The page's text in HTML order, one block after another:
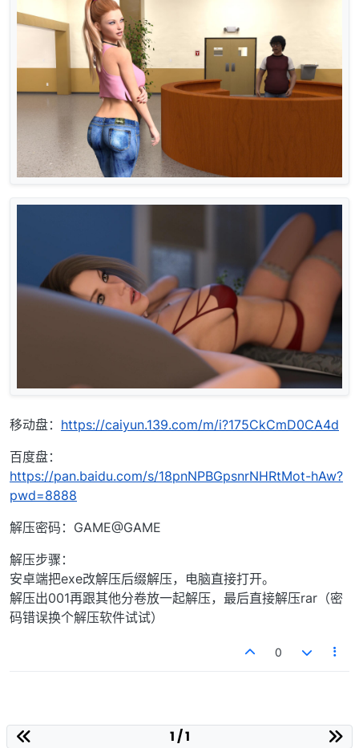
移动盘： https://caiyun.139.com/m/i?175CkCmD0CA4d
百度盘：
https://pan.baidu.com/s/18pnNPBGpsnrNHRtMot-hAw?
pwd=8888
解压密码：GAME@GAME
解压步骤：
安卓端把exe改解压后缀解压，电脑直接打开。
解压出001再跟其他分卷放一起解压，最后直接解压rar（密
码错误换个解压软件试试）
0
1 / 1